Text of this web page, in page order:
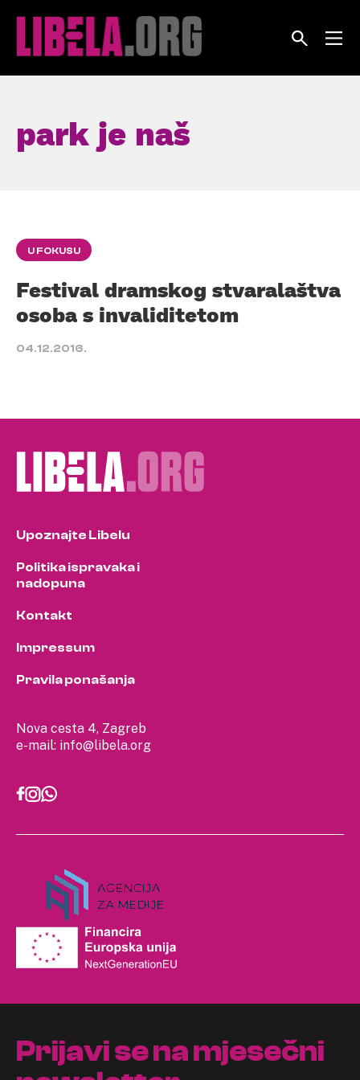
park je naš
U FOKUSU
Festival dramskog stvaralaštva
osoba s invaliditetom
04.12.2016.
Nova cesta 4, Zagreb
e-mail: info@libela.org
Upoznajte Libelu
Politika ispravaka i
nadopuna
Kontakt
Impressum
Pravila ponašanja
Prijavi se na mjesečni